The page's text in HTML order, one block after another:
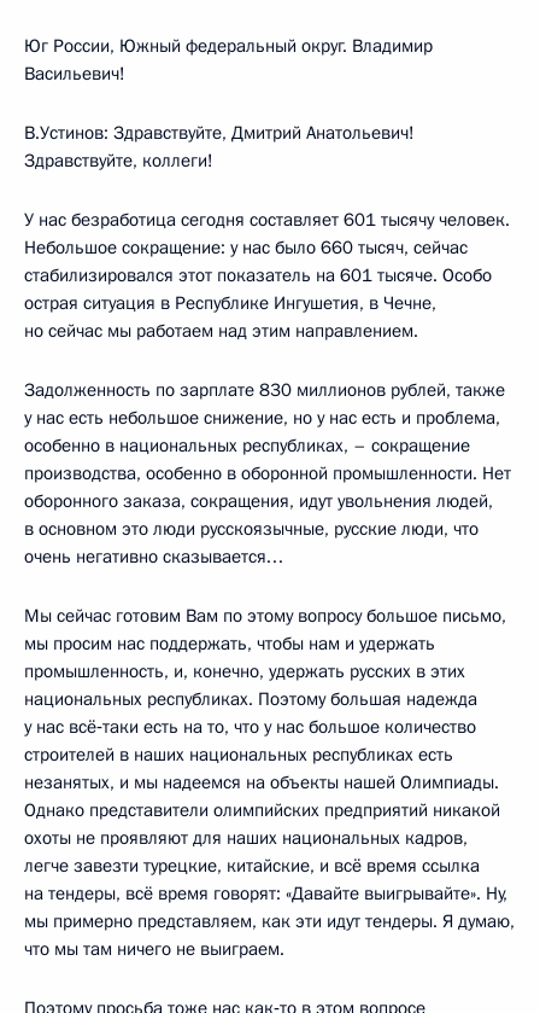
Юг России, Южный федеральный округ. Владимир
Васильевич!
В.Устинов: Здравствуйте, Дмитрий Анатольевич!
Здравствуйте, коллеги!
У нас безработица сегодня составляет 601 тысячу человек.
Небольшое сокращение: у нас было 660 тысяч, сейчас
стабилизировался этот показатель на 601 тысяче. Особо
острая ситуация в Республике Ингушетия, в Чечне,
но сейчас мы работаем над этим направлением.
Задолженность по зарплате 830 миллионов рублей, также
у нас есть небольшое снижение, но у нас есть и проблема,
особенно в национальных республиках, – сокращение
производства, особенно в оборонной промышленности. Нет
оборонного заказа, сокращения, идут увольнения людей,
в основном это люди русскоязычные, русские люди, что
очень негативно сказывается…
Мы сейчас готовим Вам по этому вопросу большое письмо,
мы просим нас поддержать, чтобы нам и удержать
промышленность, и, конечно, удержать русских в этих
национальных республиках. Поэтому большая надежда
у нас всё‑таки есть на то, что у нас большое количество
строителей в наших национальных республиках есть
незанятых, и мы надеемся на объекты нашей Олимпиады.
Однако представители олимпийских предприятий никакой
охоты не проявляют для наших национальных кадров,
легче завезти турецкие, китайские, и всё время ссылка
на тендеры, всё время говорят: «Давайте выигрывайте». Ну,
мы примерно представляем, как эти идут тендеры. Я думаю,
что мы там ничего не выиграем.
Поэтому просьба тоже нас как‑то в этом вопросе